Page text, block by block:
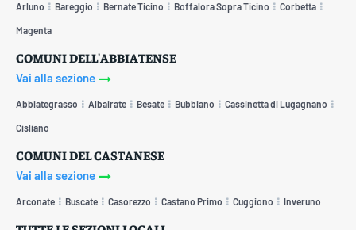
Arluno Bareggio Bernate Ticino Boffalora Sopra Ticino Corbetta
Magenta
COMUNI DELL'ABBIATENSE
Vai alla sezione
Abbiategrasso Albairate Besate Bubbiano Cassinetta di Lugagnano
Cisliano
COMUNI DEL CASTANESE
Vai alla sezione
Arconate Buscate Casorezzo Castano Primo Cuggiono Inveruno